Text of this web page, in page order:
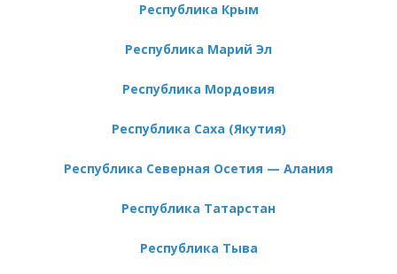
Республика Крым
Республика Марий Эл
Республика Мордовия
Республика Саха (Якутия)
Республика Северная Осетия — Алания
Республика Татарстан
Республика Тыва